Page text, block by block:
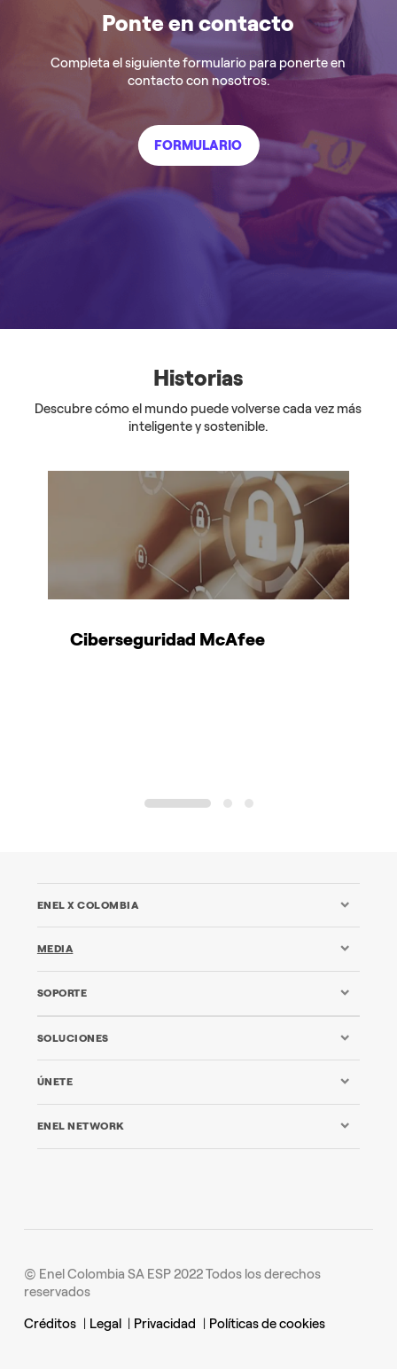
Ponte en contacto
Completa el siguiente formulario para ponerte en
contacto con nosotros.
FORMULARIO
Historias
Descubre cómo el mundo puede volverse cada vez más
inteligente y sostenible.
Ciberseguridad McAfee
1 2 3
ENEL X COLOMBIA
MEDIA
SOPORTE
SOLUCIONES
ÚNETE
ENEL NETWORK
© Enel Colombia SA ESP 2022 Todos los derechos
reservados
Créditos | Legal | Privacidad | Políticas de cookies